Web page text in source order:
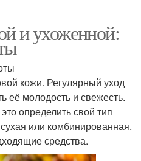
и ухоженной:
кожи. Регулярный уход
её молодость и свежесть.
определить свой тип
или комбинированная.
средства.